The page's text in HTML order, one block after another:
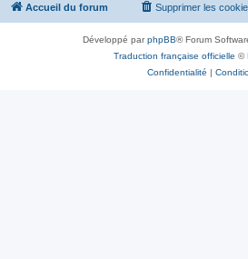
Accueil du forum Supprimer les
Développé parphpBB® Forum
Traduction française officielle ©
Confidentialité |